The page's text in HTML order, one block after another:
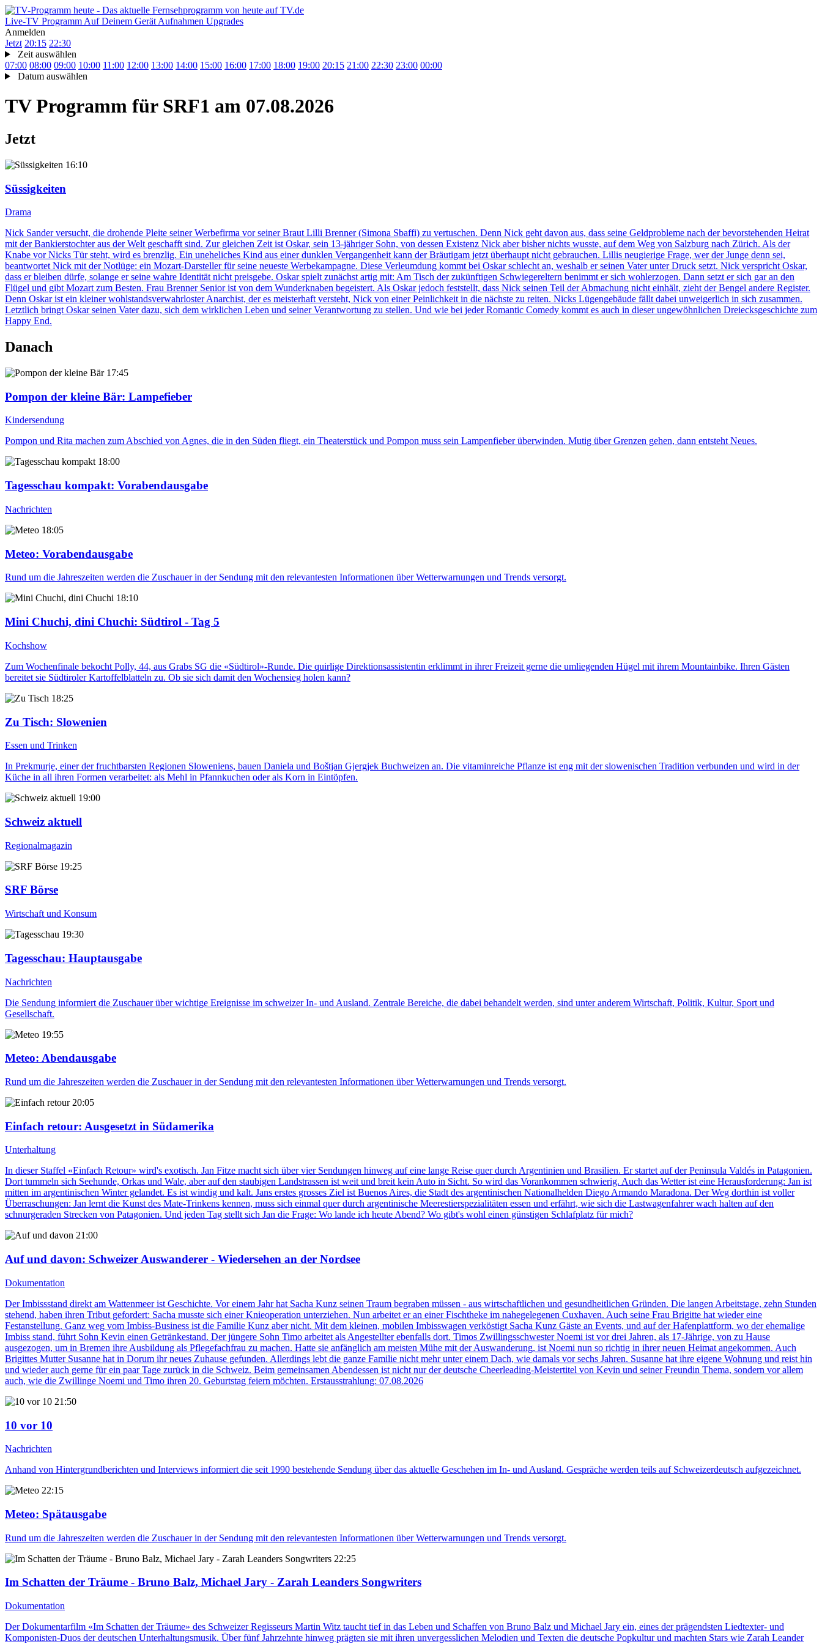
Live-TV Programm Auf Deinem Gerät Aufnahmen Upgrades
Anmelden
Jetzt 20:15 22:30
Zeit auswählen
07:00 08:00 09:00 10:00 11:00 12:00 13:00 14:00 15:00 16:00 17:00 18:00 19:00 20:15 21:00 22:30 23:00 00:00
Datum auswählen
TV Programm für SRF1 am 07.08.2026
Jetzt
16:10
Süssigkeiten
Drama
Nick Sander versucht, die drohende Pleite seiner Werbefirma vor seiner Braut Lilli Brenner (Simona Sbaffi) zu vertuschen. Denn Nick geht davon aus, dass seine Geldprobleme nach der bevorstehenden Heirat
mit der Bankierstochter aus der Welt geschafft sind. Zur gleichen Zeit ist Oskar, sein 13-jähriger Sohn, von dessen Existenz Nick aber bisher nichts wusste, auf dem Weg von Salzburg nach Zürich. Als der
Knabe vor Nicks Tür steht, wird es brenzlig. Ein uneheliches Kind aus einer dunklen Vergangenheit kann der Bräutigam jetzt überhaupt nicht gebrauchen. Lillis neugierige Frage, wer der Junge denn sei,
beantwortet Nick mit der Notlüge: ein Mozart-Darsteller für seine neueste Werbekampagne. Diese Verleumdung kommt bei Oskar schlecht an, weshalb er seinen Vater unter Druck setzt. Nick verspricht Oskar,
dass er bleiben dürfe, solange er seine wahre Identität nicht preisgebe. Oskar spielt zunächst artig mit: Am Tisch der zukünftigen Schwiegereltern benimmt er sich wohlerzogen. Dann setzt er sich gar an den
Flügel und gibt Mozart zum Besten. Frau Brenner Senior ist von dem Wunderknaben begeistert. Als Oskar jedoch feststellt, dass Nick seinen Teil der Abmachung nicht einhält, zieht der Bengel andere Register.
Denn Oskar ist ein kleiner wohlstandsverwahrloster Anarchist, der es meisterhaft versteht, Nick von einer Peinlichkeit in die nächste zu reiten. Nicks Lügengebäude fällt dabei unweigerlich in sich zusammen.
Letztlich bringt Oskar seinen Vater dazu, sich dem wirklichen Leben und seiner Verantwortung zu stellen. Und wie bei jeder Romantic Comedy kommt es auch in dieser ungewöhnlichen Dreiecksgeschichte zum
Happy End.
Danach
17:45
Pompon der kleine Bär: Lampefieber
Kindersendung
Pompon und Rita machen zum Abschied von Agnes, die in den Süden fliegt, ein Theaterstück und Pompon muss sein Lampenfieber überwinden. Mutig über Grenzen gehen, dann entsteht Neues.
18:00
Tagesschau kompakt: Vorabendausgabe
Nachrichten
18:05
Meteo: Vorabendausgabe
Rund um die Jahreszeiten werden die Zuschauer in der Sendung mit den relevantesten Informationen über Wetterwarnungen und Trends versorgt.
18:10
Mini Chuchi, dini Chuchi: Südtirol - Tag 5
Kochshow
Zum Wochenfinale bekocht Polly, 44, aus Grabs SG die «Südtirol»-Runde. Die quirlige Direktionsassistentin erklimmt in ihrer Freizeit gerne die umliegenden Hügel mit ihrem Mountainbike. Ihren Gästen
bereitet sie Südtiroler Kartoffelblatteln zu. Ob sie sich damit den Wochensieg holen kann?
18:25
Zu Tisch: Slowenien
Essen und Trinken
In Prekmurje, einer der fruchtbarsten Regionen Sloweniens, bauen Daniela und Boštjan Gjergjek Buchweizen an. Die vitaminreiche Pflanze ist eng mit der slowenischen Tradition verbunden und wird in der
Küche in all ihren Formen verarbeitet: als Mehl in Pfannkuchen oder als Korn in Eintöpfen.
19:00
Schweiz aktuell
Regionalmagazin
19:25
SRF Börse
Wirtschaft und Konsum
19:30
Tagesschau: Hauptausgabe
Nachrichten
Die Sendung informiert die Zuschauer über wichtige Ereignisse im schweizer In- und Ausland. Zentrale Bereiche, die dabei behandelt werden, sind unter anderem Wirtschaft, Politik, Kultur, Sport und
Gesellschaft.
19:55
Meteo: Abendausgabe
Rund um die Jahreszeiten werden die Zuschauer in der Sendung mit den relevantesten Informationen über Wetterwarnungen und Trends versorgt.
20:05
Einfach retour: Ausgesetzt in Südamerika
Unterhaltung
In dieser Staffel «Einfach Retour» wird's exotisch. Jan Fitze macht sich über vier Sendungen hinweg auf eine lange Reise quer durch Argentinien und Brasilien. Er startet auf der Peninsula Valdés in Patagonien.
Dort tummeln sich Seehunde, Orkas und Wale, aber auf den staubigen Landstrassen ist weit und breit kein Auto in Sicht. So wird das Vorankommen schwierig. Auch das Wetter ist eine Herausforderung: Jan ist
mitten im argentinischen Winter gelandet. Es ist windig und kalt. Jans erstes grosses Ziel ist Buenos Aires, die Stadt des argentinischen Nationalhelden Diego Armando Maradona. Der Weg dorthin ist voller
Überraschungen: Jan lernt die Kunst des Mate-Trinkens kennen, muss sich einmal quer durch argentinische Meerestierspezialitäten essen und erfährt, wie sich die Lastwagenfahrer wach halten auf den
schnurgeraden Strecken von Patagonien. Und jeden Tag stellt sich Jan die Frage: Wo lande ich heute Abend? Wo gibt's wohl einen günstigen Schlafplatz für mich?
21:00
Auf und davon: Schweizer Auswanderer - Wiedersehen an der Nordsee
Dokumentation
Der Imbissstand direkt am Wattenmeer ist Geschichte. Vor einem Jahr hat Sacha Kunz seinen Traum begraben müssen - aus wirtschaftlichen und gesundheitlichen Gründen. Die langen Arbeitstage, zehn Stunden
stehend, haben ihren Tribut gefordert: Sacha musste sich einer Knieoperation unterziehen. Nun arbeitet er an einer Fischtheke im nahegelegenen Cuxhaven. Auch seine Frau Brigitte hat wieder eine
Festanstellung. Ganz weg vom Imbiss-Business ist die Familie Kunz aber nicht. Mit dem kleinen, mobilen Imbisswagen verköstigt Sacha Kunz Gäste an Events, und auf der Hafenplattform, wo der ehemalige
Imbiss stand, führt Sohn Kevin einen Getränkestand. Der jüngere Sohn Timo arbeitet als Angestellter ebenfalls dort. Timos Zwillingsschwester Noemi ist vor drei Jahren, als 17-Jährige, von zu Hause
ausgezogen, um in Bremen ihre Ausbildung als Pflegefachfrau zu machen. Hatte sie anfänglich am meisten Mühe mit der Auswanderung, ist Noemi nun so richtig in ihrer neuen Heimat angekommen. Auch
Brigittes Mutter Susanne hat in Dorum ihr neues Zuhause gefunden. Allerdings lebt die ganze Familie nicht mehr unter einem Dach, wie damals vor sechs Jahren. Susanne hat ihre eigene Wohnung und reist hin
und wieder auch gerne für ein paar Tage zurück in die Schweiz. Beim gemeinsamen Abendessen ist nicht nur der deutsche Cheerleading-Meistertitel von Kevin und seiner Freundin Thema, sondern vor allem
auch, wie die Zwillinge Noemi und Timo ihren 20. Geburtstag feiern möchten. Erstausstrahlung: 07.08.2026
21:50
10 vor 10
Nachrichten
Anhand von Hintergrundberichten und Interviews informiert die seit 1990 bestehende Sendung über das aktuelle Geschehen im In- und Ausland. Gespräche werden teils auf Schweizerdeutsch aufgezeichnet.
22:15
Meteo: Spätausgabe
Rund um die Jahreszeiten werden die Zuschauer in der Sendung mit den relevantesten Informationen über Wetterwarnungen und Trends versorgt.
22:25
Im Schatten der Träume - Bruno Balz, Michael Jary - Zarah Leanders Songwriters
Dokumentation
Der Dokumentarfilm «Im Schatten der Träume» des Schweizer Regisseurs Martin Witz taucht tief in das Leben und Schaffen von Bruno Balz und Michael Jary ein, eines der prägendsten Liedtexter- und
Komponisten-Duos der deutschen Unterhaltungsmusik. Über fünf Jahrzehnte hinweg prägten sie mit ihren unvergesslichen Melodien und Texten die deutsche Popkultur und machten Stars wie Zarah Leander